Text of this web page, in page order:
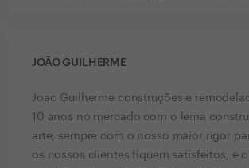
JOÃO GUILHERME
Joao Guilherme construções e
10 anos no mercado com o lema
arte, sempre com o nosso maior rigor
os nossos clientes fiquem satisfeitos, e